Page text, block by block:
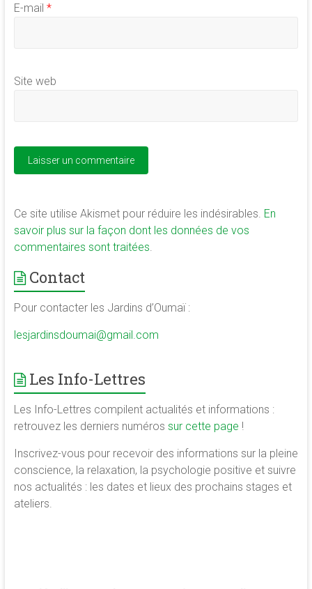
E-mail *
Site web
Ce site utilise Akismet pour réduire les indésirables. En
savoir plus sur la façon dont les données de vos
commentaires sont traitées
Contact
Pour contacter les Jardins d’Oumaï :
lesjardinsdoumai@gmail.com
Les Info-Lettres
Les Info-Lettres compilent actualités et informations :
retrouvez les derniers numéros sur cette page !
Inscrivez-vous pour recevoir des informations sur la pleine
conscience, la relaxation, la psychologie positive et suivre
nos actualités : les dates et lieux des prochains stages et
ateliers.